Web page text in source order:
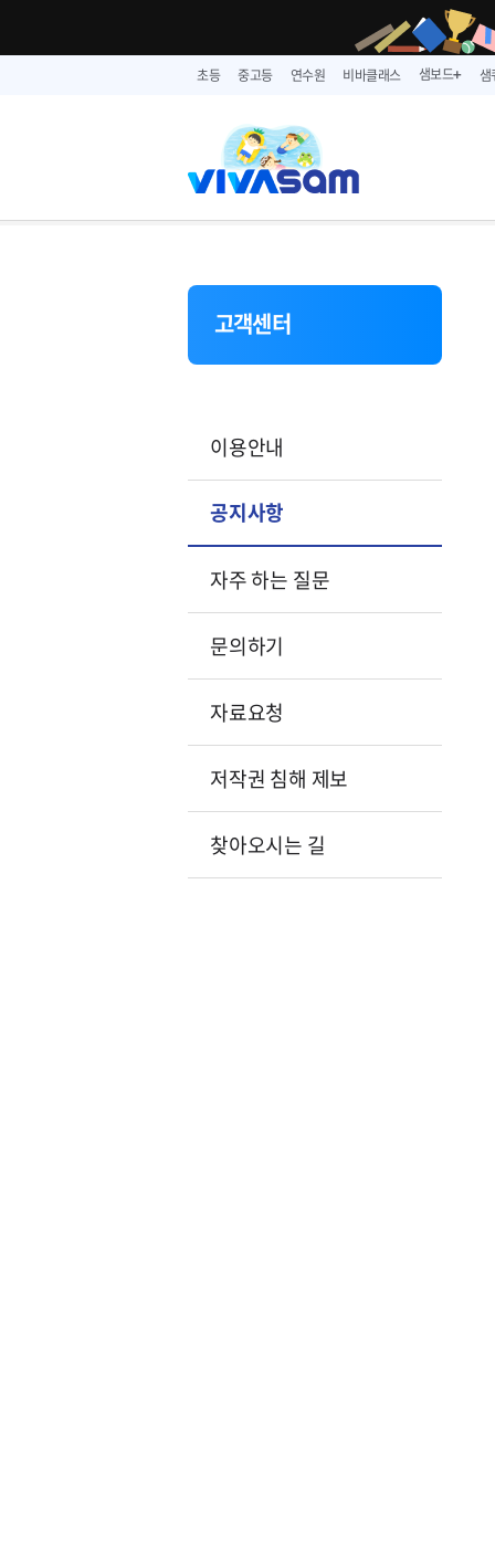
초등 중고등 연수원 비바클래스 샘보드➕
고객센터
이용안내
공지사항
자주 하는 질문
문의하기
자료요청
저작권 침해 제보
찾아오시는 길